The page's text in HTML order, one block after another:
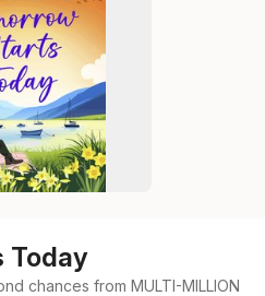
Today
chances from MULTI-MILLION